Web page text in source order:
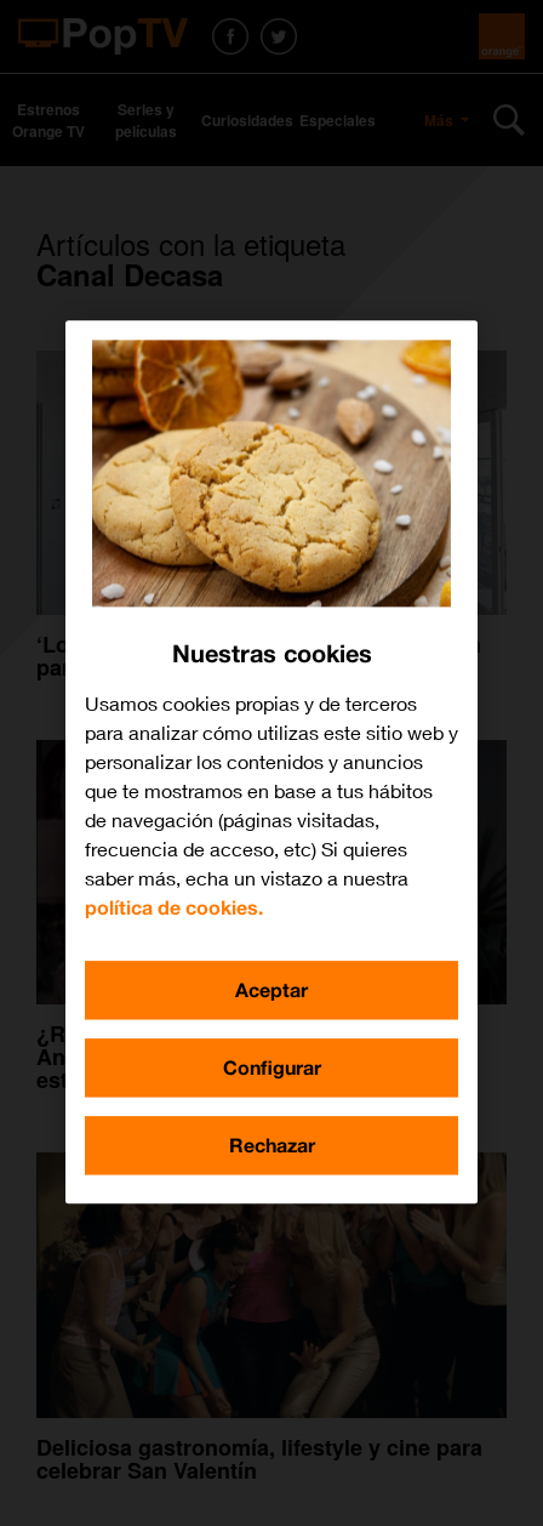
Estrenos
Orange TV
Series y
películas
Curiosidades Especiales Más
Artículos con la etiqueta
Canal Decasa
‘Los gemelos reforman dos veces’ vuelven
para transformar la casas de tus sueños
¿Recuerdas ‘Se ha escrito un crimen’?
Angela Lansbury vuelve con su personaje
estrella a Canal Decasa
Deliciosa gastronomía, lifestyle y cine para
celebrar San Valentín
Nuestras cookies
Usamos cookies propias y de terceros
para analizar cómo utilizas este sitio web y
personalizar los contenidos y anuncios
que te mostramos en base a tus hábitos
de navegación (páginas visitadas,
frecuencia de acceso, etc) Si quieres
saber más, echa un vistazo a nuestra
política de cookies.
Configurar
Rechazar
Aceptar